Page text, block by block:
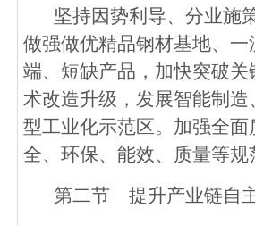
坚持因势利导、分业施
做强做优精品钢材基地、
端、短缺产品，加快突破
术改造升级，发展智能制
型工业化示范区。加强全
全、环保、能效、质量等
第二节 提升产业链自